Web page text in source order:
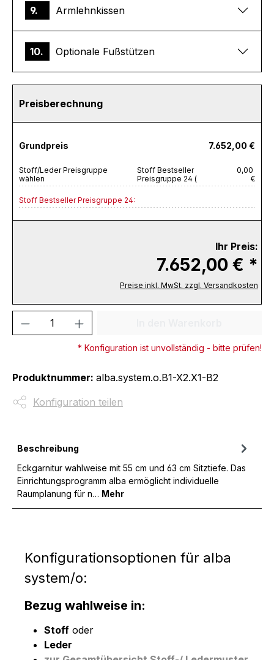
9. Armlehnkissen
10. Optionale Fußstützen
Preisberechnung
Grundpreis 7.652,00 €
Stoff/Leder Preisgruppe
wählen
Stoff Bestseller
Preisgruppe 24 (
0,00
€
Stoff Bestseller Preisgruppe 24:
Ihr Preis:
7.652,00 € *
Preise inkl. MwSt. zzgl. Versandkosten
Produkt Anzahl: Gib den
* Konfiguration ist unvollständig - bitte prüfen!
Produktnummer: alba.system.o.B1-X2.X1-B2
Konfiguration teilen
Beschreibung
Eckgarnitur wahlweise mit 55 cm und 63 cm Sitztiefe. Das
Einrichtungsprogramm alba ermöglicht individuelle
Raumplanung für n… Mehr
Konfigurationsoptionen für alba
system/o:
Bezug wahlweise in:
Stoff oder
Leder